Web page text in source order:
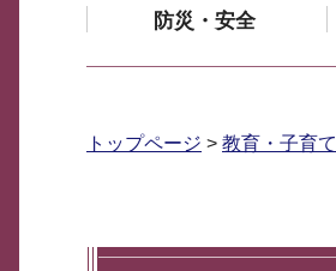
防災・安全
トップページ > 教育・子育て